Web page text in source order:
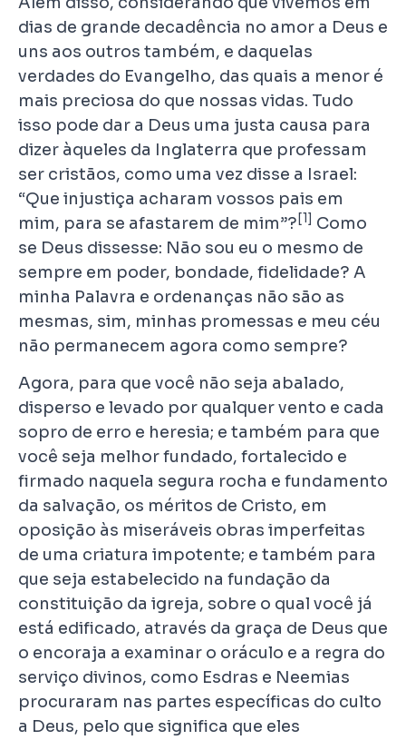
dias de grande decadência no amor a Deus e
uns aos outros também, e daquelas
verdades do Evangelho, das quais a menor é
mais preciosa do que nossas vidas. Tudo
isso pode dar a Deus uma justa causa para
dizer àqueles da Inglaterra que professam
ser cristãos, como uma vez disse a Israel:
“Que injustiça acharam vossos pais em
mim, para se afastarem de mim”? [1] Como
se Deus dissesse: Não sou eu o mesmo de
sempre em poder, bondade, fidelidade? A
minha Palavra e ordenanças não são as
mesmas, sim, minhas promessas e meu céu
não permanecem agora como sempre?
Agora, para que você não seja abalado,
disperso e levado por qualquer vento e cada
sopro de erro e heresia; e também para que
você seja melhor fundado, fortalecido e
firmado naquela segura rocha e fundamento
da salvação, os méritos de Cristo, em
oposição às miseráveis obras imperfeitas
de uma criatura impotente; e também para
que seja estabelecido na fundação da
constituição da igreja, sobre o qual você já
está edificado, através da graça de Deus que
o encoraja a examinar o oráculo e a regra do
serviço divinos, como Esdras e Neemias
procuraram nas partes específicas do culto
a Deus, pelo que significa que eles